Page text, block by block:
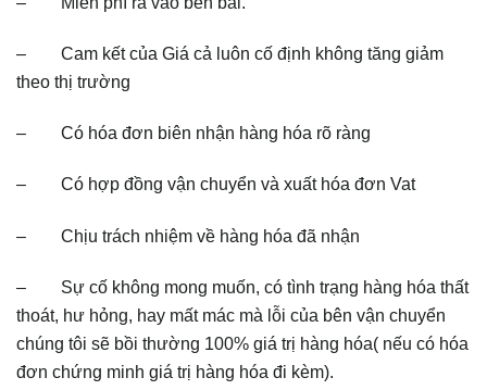
– Cam kết của Giá cả luôn cố định không tăng giảm
theo thị trường
– Có hóa đơn biên nhận hàng hóa rõ ràng
– Có hợp đồng vận chuyển và xuất hóa đơn Vat
– Chịu trách nhiệm về hàng hóa đã nhận
– Sự cố không mong muốn, có tình trạng hàng hóa thất
thoát, hư hỏng, hay mất mác mà lỗi của bên vận chuyển
chúng tôi sẽ bồi thường 100% giá trị hàng hóa( nếu có hóa
đơn chứng minh giá trị hàng hóa đi kèm).